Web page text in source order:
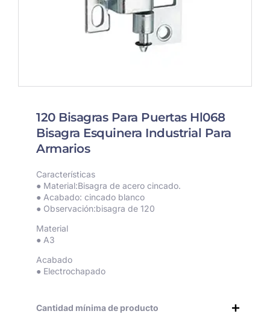
120 Bisagras Para Puertas Hl068
Bisagra Esquinera Industrial Para
Armarios
Características
● Material:Bisagra de acero cincado.
● Acabado: cincado blanco
● Observación:bisagra de 120
Material
● A3
Acabado
● Electrochapado
Cantidad mínima de producto